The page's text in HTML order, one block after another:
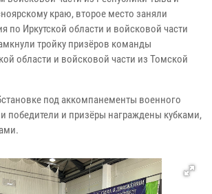
краю, второе место заняли
по Иркутской области и войсковой части
тройку призёров команды
области и войсковой части из Томской
под аккомпанементы военного
победители и призёры награждены кубками,